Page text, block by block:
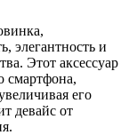
элегантность и
Этот аксессуар
смартфона,
его
девайс от